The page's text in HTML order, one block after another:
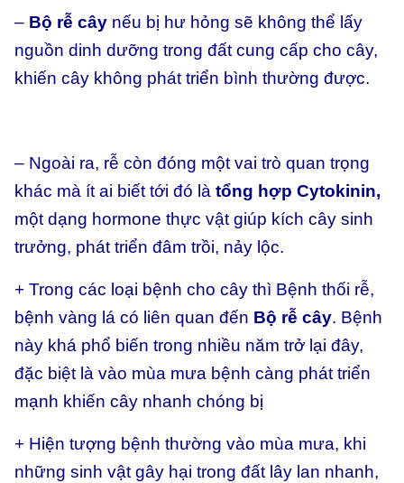
– Bộ rễ cây nếu bị hư hỏng sẽ không thể lấy
nguồn dinh dưỡng trong đất cung cấp cho cây,
khiến cây không phát triển bình thường được.
– Ngoài ra, rễ còn đóng một vai trò quan trọng
khác mà ít ai biết tới đó là tổng hợp Cytokinin,
một dạng hormone thực vật giúp kích cây sinh
trưởng, phát triển đâm trồi, nảy lộc.
+ Trong các loại bệnh cho cây thì Bệnh thối rễ,
bệnh vàng lá có liên quan đến Bộ rễ cây. Bệnh
này khá phổ biến trong nhiều năm trở lại đây,
đặc biệt là vào mùa mưa bệnh càng phát triển
mạnh khiến cây nhanh chóng bị
+ Hiện tượng bệnh thường vào mùa mưa, khi
những sinh vật gây hại trong đất lây lan nhanh,